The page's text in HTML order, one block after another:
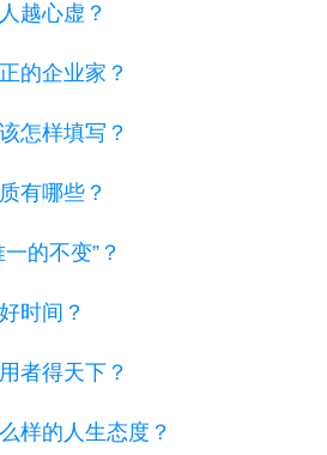
越心虚？
的企业家？
怎样填写？
有哪些？
的不变”？
时间？
者得天下？
样的人生态度？